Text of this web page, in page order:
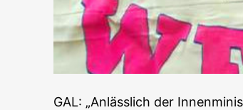
GAL: „Anlässlich der